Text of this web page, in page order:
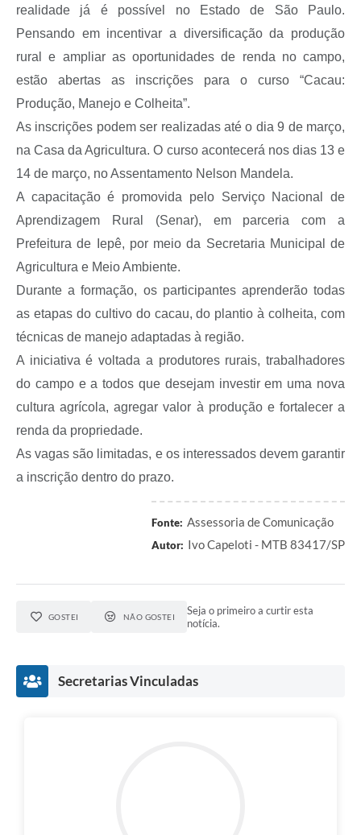
Links
Serviços Online
A Prefeitura
Serviço de Informação ao Cidadão (SIC)
realidade já é possível no Estado de São Paulo.
Pensando em incentivar a diversificação da produção
rural e ampliar as oportunidades de renda no campo,
estão abertas as inscrições para o curso “Cacau:
Produção, Manejo e Colheita”.
As inscrições podem ser realizadas até o dia 9 de março,
na Casa da Agricultura. O curso acontecerá nos dias 13 e
14 de março, no Assentamento Nelson Mandela.
A capacitação é promovida pelo Serviço Nacional de
Aprendizagem Rural (Senar), em parceria com a
Prefeitura de Iepê, por meio da Secretaria Municipal de
Agricultura e Meio Ambiente.
Durante a formação, os participantes aprenderão todas
as etapas do cultivo do cacau, do plantio à colheita, com
técnicas de manejo adaptadas à região.
A iniciativa é voltada a produtores rurais, trabalhadores
do campo e a todos que desejam investir em uma nova
cultura agrícola, agregar valor à produção e fortalecer a
renda da propriedade.
As vagas são limitadas, e os interessados devem garantir
a inscrição dentro do prazo.
Fonte: Assessoria de Comunicação
Autor: Ivo Capeloti - MTB 83417/SP
GOSTEI NÃO GOSTEI
Seja o primeiro a curtir esta
notícia.
Secretarias Vinculadas